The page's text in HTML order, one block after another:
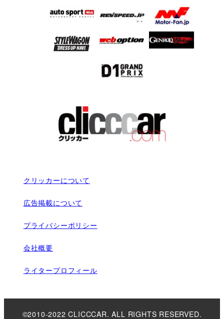
クリッカーについて
広告掲載について
プライバシーポリシー
会社概要
ライタープロフィール
©2010-2022 CLICCCAR. ALL RIGHTS RESERVED.